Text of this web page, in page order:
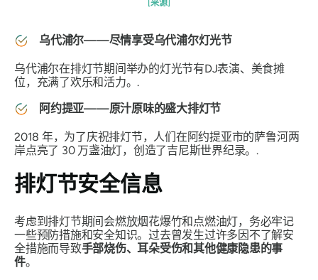
[来源]
乌代浦尔——尽情享受乌代浦尔灯光节
乌代浦尔在排灯节期间举办的灯光节有DJ表演、美食摊
位，充满了欢乐和活力。.
阿约提亚——原汁原味的盛大排灯节
2018 年，为了庆祝排灯节，人们在阿约提亚市的萨鲁河两
岸点亮了 30 万盏油灯，创造了吉尼斯世界纪录。.
排灯节安全信息
考虑到排灯节期间会燃放烟花爆竹和点燃油灯，务必牢记
一些预防措施和安全知识。过去曾发生过许多因不了解安
全措施而导致手部烧伤、耳朵受伤和其他健康隐患的事
件。